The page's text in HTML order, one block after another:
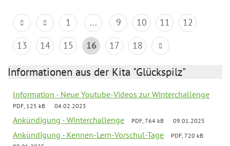
1 ... 9 10 11
12
13
14 15 16 17 18
Informationen aus der Kita "Glückspilz"
Information - Neue Youtube-Videos zur Winterchallenge
PDF, 125 kB 04.02.2025
Ankündigung - Winterchallenge PDF, 764 kB 09.01.2025
Ankündigung - Kennen-Lern-Vorschul-Tage
PDF, 720 kB